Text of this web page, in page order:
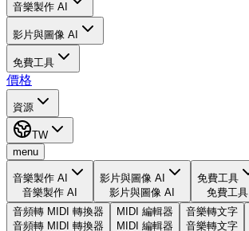
音樂製作 AI
影片與圖像 AI
免費工具
價格
資源
TW
menu
音樂製作 AI
音樂製作 AI
影片與圖像 AI
影片與圖像 AI
免費工具
免費工具
音頻轉 MIDI 轉換器
音頻轉 MIDI 轉換器
MIDI 編輯器
MIDI 編輯器
音樂轉文字
音樂轉文字